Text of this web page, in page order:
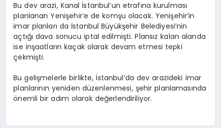
Bu dev arazi, Kanal İstanbul’un etrafına kurulması
planlanan Yenişehir’e de komşu olacak. Yenişehir’in
imar planları da İstanbul Büyükşehir Belediyesi’nin
açtığı dava sonucu iptal edilmişti. Plansız kalan alanda
ise inşaatların kaçak olarak devam etmesi tepki
çekmişti.
Bu gelişmelerle birlikte, İstanbul’da dev arazideki imar
planlarının yeniden düzenlenmesi, şehir planlamasında
önemli bir adım olarak değerlendiriliyor.